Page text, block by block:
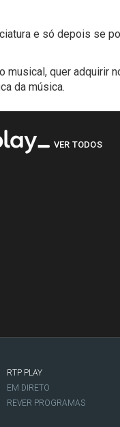
e só depois se
musical, quer adquirir
da música.
VER TODOS
RTP PLAY
EM DIRETO
REVER PROGRAMAS